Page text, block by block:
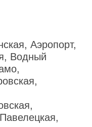
Аэропорт,
Водный